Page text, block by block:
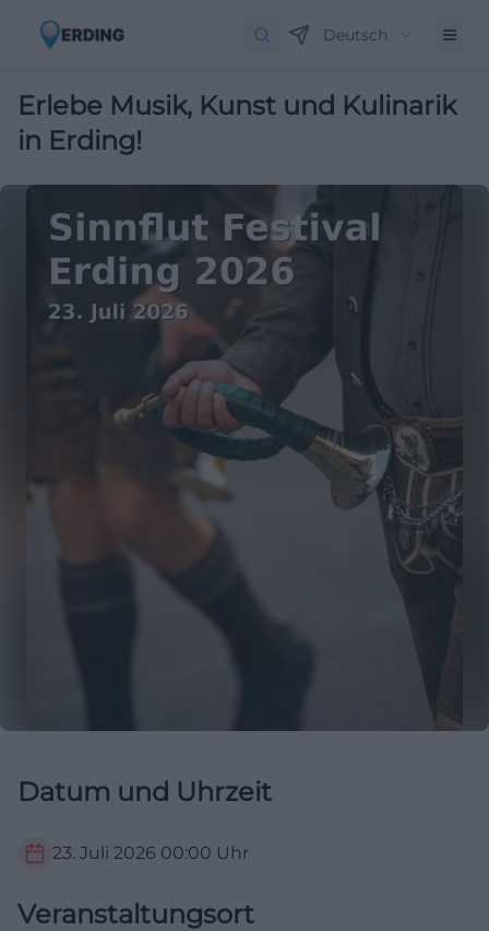
Deutsch
Erlebe Musik, Kunst und Kulinarik
in Erding!
Datum und Uhrzeit
23. Juli 2026 00:00 Uhr
Veranstaltungsort